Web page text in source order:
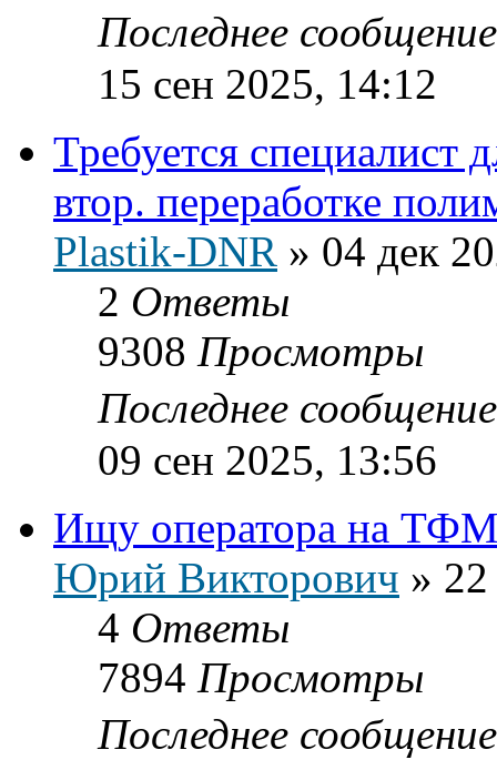
Последнее
15 сен 2025, 14:12
Требуется специалист
втор. переработке
Plastik-DNR » 04 дек
2 Ответы
9308 Просмотры
Последнее
09 сен 2025, 13:56
Ищу оператора на
Юрий Викторович »
4 Ответы
7894 Просмотры
Последнее